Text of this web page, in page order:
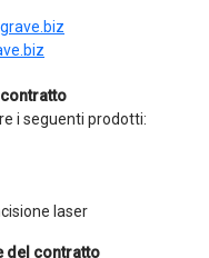
i seguenti prodotti:
laser
del contratto